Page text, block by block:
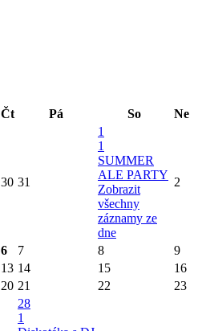
Čt Pá So Ne
30 31
1
1
SUMMER
ALE PARTY
Zobrazit
všechny
záznamy ze
dne
2
6 7 8
9
13 14 15
16
20 21 22 23
28
1